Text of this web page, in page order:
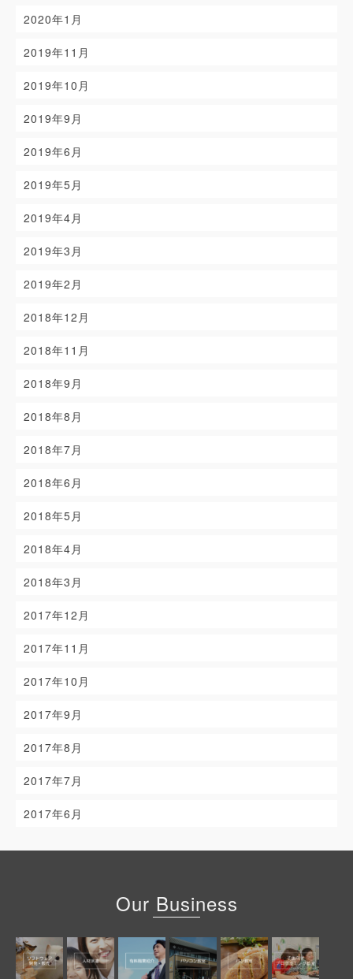
2020年1月
2019年11月
2019年10月
2019年9月
2019年6月
2019年5月
2019年4月
2019年3月
2019年2月
2018年12月
2018年11月
2018年9月
2018年8月
2018年7月
2018年6月
2018年5月
2018年4月
2018年3月
2017年12月
2017年11月
2017年10月
2017年9月
2017年8月
2017年7月
2017年6月
Our Business